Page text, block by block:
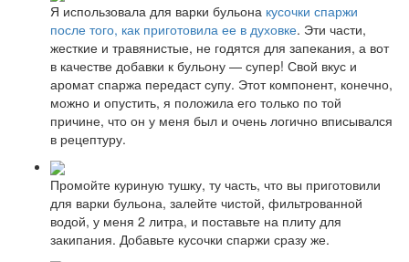
Я использовала для варки бульона кусочки спаржи
после того, как приготовила ее в духовке. Эти части,
жесткие и травянистые, не годятся для запекания, а вот
в качестве добавки к бульону — супер! Свой вкус и
аромат спаржа передаст супу. Этот компонент, конечно,
можно и опустить, я положила его только по той
причине, что он у меня был и очень логично вписывался
в рецептуру.
Промойте куриную тушку, ту часть, что вы приготовили
для варки бульона, залейте чистой, фильтрованной
водой, у меня 2 литра, и поставьте на плиту для
закипания. Добавьте кусочки спаржи сразу же.